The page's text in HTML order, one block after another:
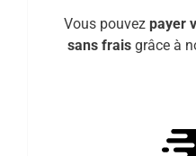
Vous pouvez payer
sans frais grâce à